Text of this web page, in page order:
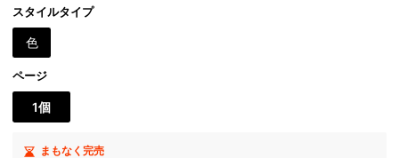
ト、ギフト交換記念品
スタイルタイプ
色
ページ
1個
まもなく完売